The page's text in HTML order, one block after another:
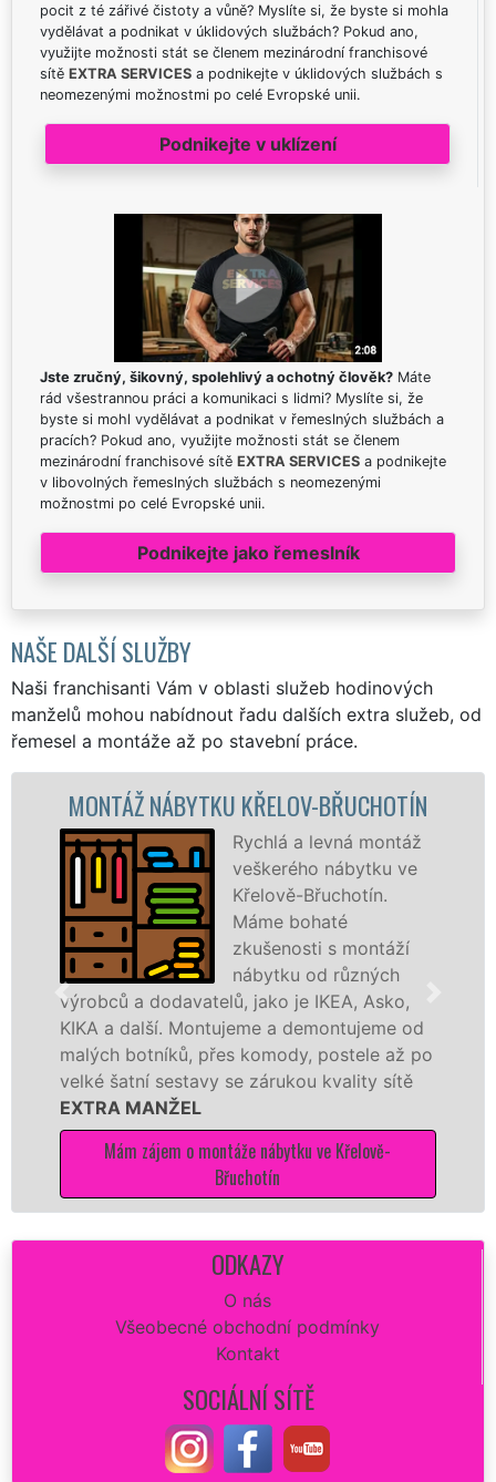
pocit z té zářivé čistoty a vůně? Myslíte si, že byste si mohla
vydělávat a podnikat v úklidových službách? Pokud ano,
využijte možnosti stát se členem mezinárodní franchisové
sítě EXTRA SERVICES a podnikejte v úklidových službách s
neomezenými možnostmi po celé Evropské unii.
Podnikejte v uklízení
Jste zručný, šikovný, spolehlivý a ochotný člověk? Máte
rád všestrannou práci a komunikaci s lidmi? Myslíte si, že
byste si mohl vydělávat a podnikat v řemeslných službách a
pracích? Pokud ano, využijte možnosti stát se členem
mezinárodní franchisové sítě EXTRA SERVICES a podnikejte
v libovolných řemeslných službách s neomezenými
možnostmi po celé Evropské unii.
Podnikejte jako řemeslník
NAŠE DALŠÍ SLUŽBY
Naši franchisanti Vám v oblasti služeb hodinových
manželů mohou nabídnout řadu dalších extra služeb, od
řemesel a montáže až po stavební práce.
NÁBYTKU KŘELOV-BŘUCHOTÍN
Rychlá a levná montáž
veškerého nábytku ve
Křelově-Břuchotín.
Máme bohaté
zkušenosti s montáží
nábytku od různých
a dodavatelů, jako je IKEA, Asko,
a další. Montujeme a demontujeme od
botníků, přes komody, postele až po
šatní sestavy se zárukou kvality sítě
MANŽEL
Mám zájem o montáže nábytku ve Křelově-
ODKAZY
O nás
Všeobecné obchodní podmínky
Kontakt
SOCIÁLNÍ SÍTĚ